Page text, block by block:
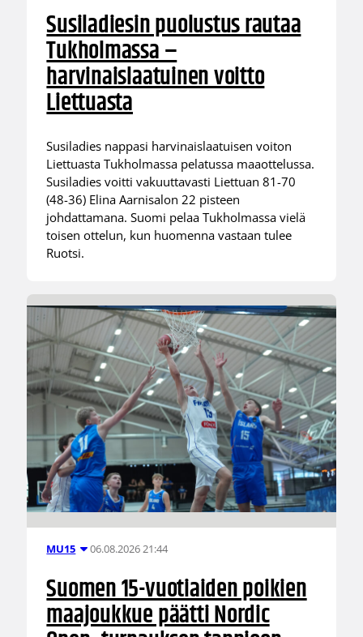
Susiladiesin puolustus rautaa
Tukholmassa –
harvinaislaatuinen voitto
Liettuasta
Susiladies nappasi harvinaislaatuisen voiton
Liettuasta Tukholmassa pelatussa maaottelussa.
Susiladies voitti vakuuttavasti Liettuan 81-70
(48-36) Elina Aarnisalon 22 pisteen
johdattamana. Suomi pelaa Tukholmassa vielä
toisen ottelun, kun huomenna vastaan tulee
Ruotsi.
MU15 06.08.2026 21:44
Suomen 15-vuotiaiden poikien
maajoukkue päätti Nordic